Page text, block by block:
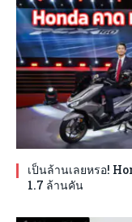
เป็นล้านเลยหรอ!
1.7 ล้านคัน